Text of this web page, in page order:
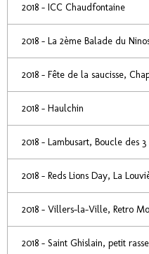
2018 - ICC Chaudfontaine
2018 - La 2ème Balade du
2018 - Fête de la saucisse,
2018 - Haulchin
2018 - Lambusart, Boucle des 3
2018 - Reds Lions Day, La
2018 - Villers-la-Ville, Retro
2018 - Saint Ghislain, petit